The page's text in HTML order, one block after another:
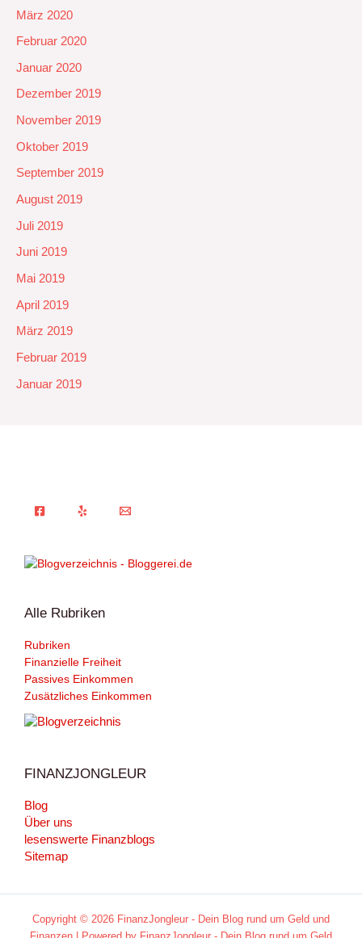
März 2020
Februar 2020
Januar 2020
Dezember 2019
November 2019
Oktober 2019
September 2019
August 2019
Juli 2019
Juni 2019
Mai 2019
April 2019
März 2019
Februar 2019
Januar 2019
Alle Rubriken
Rubriken
Finanzielle Freiheit
Passives Einkommen
Zusätzliches Einkommen
FINANZJONGLEUR
Blog
Über uns
lesenswerte Finanzblogs
Sitemap
Copyright © 2026 FinanzJongleur - Dein Blog rund um Geld und